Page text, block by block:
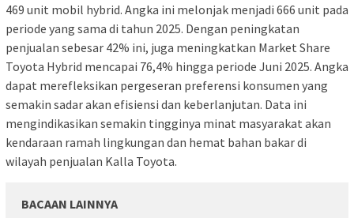
469 unit mobil hybrid. Angka ini melonjak menjadi 666 unit pada
periode yang sama di tahun 2025. Dengan peningkatan
penjualan sebesar 42% ini, juga meningkatkan Market Share
Toyota Hybrid mencapai 76,4% hingga periode Juni 2025. Angka
dapat merefleksikan pergeseran preferensi konsumen yang
semakin sadar akan efisiensi dan keberlanjutan. Data ini
mengindikasikan semakin tingginya minat masyarakat akan
kendaraan ramah lingkungan dan hemat bahan bakar di
wilayah penjualan Kalla Toyota.
BACAAN LAINNYA